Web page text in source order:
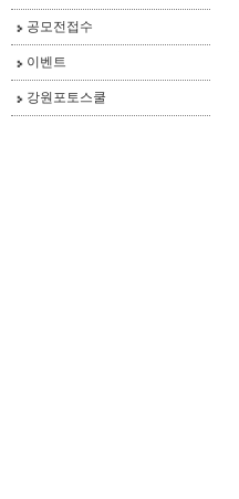
공모전접수
이벤트
강원포토스쿨